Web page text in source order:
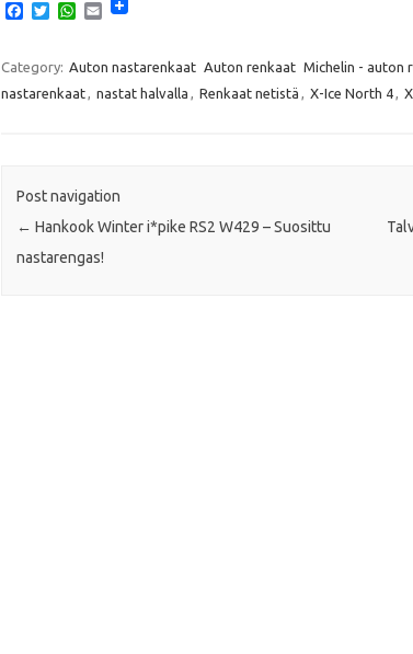
F
e
b
o
T
t
t
e
W
t
A
E
i
Category: Auton nastarenkaat Auton renkaat Michelin - auton
nastarenkaat, nastat halvalla , Renkaat netistä , X-Ice North 4,
Post navigation
← Hankook Winter i*pike RS2 W429‎ – Suosittu
nastarengas!